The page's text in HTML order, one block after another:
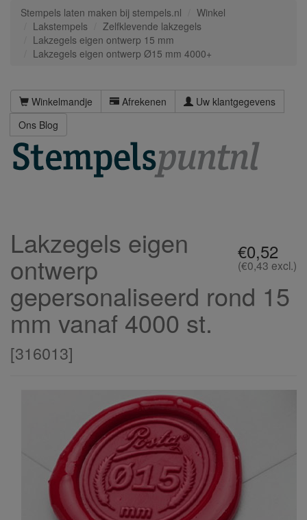
Stempels laten maken bij stempels.nl
Winkel
Lakstempels
Zelfklevende lakzegels
Lakzegels eigen ontwerp 15 mm
Lakzegels eigen ontwerp Ø15 mm 4000+
Winkelmandje Afrekenen
Uw klantgegevens
Ons Blog
€0,52
(€0,43 excl.)
Lakzegels eigen
ontwerp
gepersonaliseerd rond 15
mm vanaf 4000 st.
[316013]